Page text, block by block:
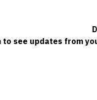
to see updates from